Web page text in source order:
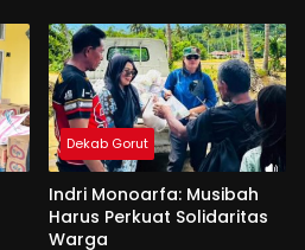
Dekab Gorut
Indri Monoarfa: Musibah
Harus Perkuat Solidaritas
Warga